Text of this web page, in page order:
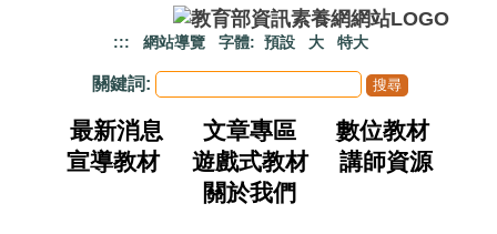
::: 網站導覽 字體: 預設 大 特大
關鍵詞:
最新消息 文章專區
數位教材
宣導教材
遊戲式教材
講師資源
關於我們